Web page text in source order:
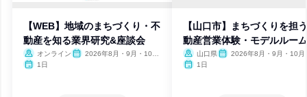
【WEB】地域のまちづくり・不
動産を知る業界研究&座談会
オンライン
2026年8月・9月・10
1日
【山口市】まちづくりを担
動産営業体験・モデルルー
学 山口県
2026年8月・9月・10月
1日